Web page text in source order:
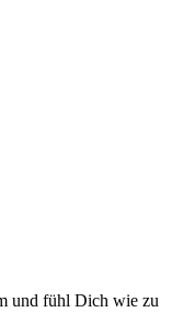
und fühl Dich wie zu